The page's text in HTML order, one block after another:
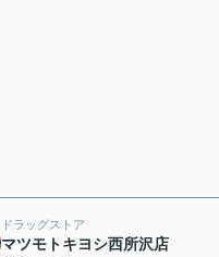
ドラッグストア
マツモトキヨシ西所沢店